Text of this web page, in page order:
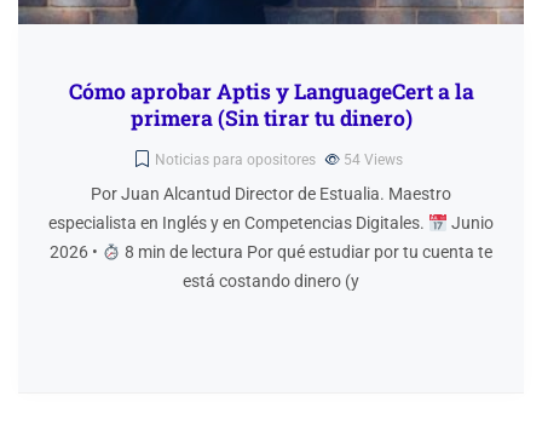
Cómo aprobar Aptis y LanguageCert a la
primera (Sin tirar tu dinero)
Noticias para opositores 54 Views
Por Juan Alcantud Director de Estualia. Maestro
especialista en Inglés y en Competencias Digitales.
Junio
2026 •
8 min de lectura Por qué estudiar por tu cuenta te
está costando dinero (y